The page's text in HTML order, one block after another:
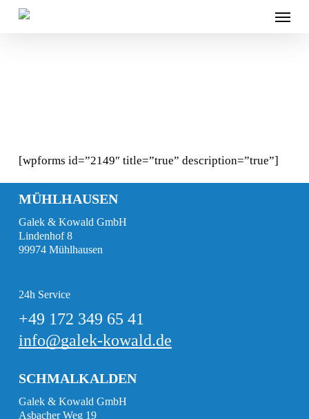
Skip
Menu
[wpforms id=”2149″ title=”true” description=”true”]
MÜHLHAUSEN
Galek & Kowald GmbH
Lindenhof 8
99974 Mühlhausen
24h Service
+49 172 349 65 41
info@galek-kowald.de
SCHMALKALDEN
Galek & Kowald GmbH
Asbacher Weg 19